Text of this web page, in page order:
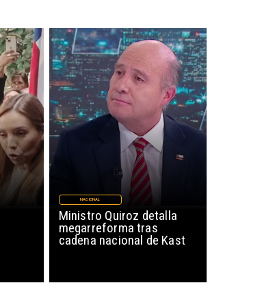
Ministro Quiroz detalla
megarreforma tras
cadena nacional de Kast
NACIONAL